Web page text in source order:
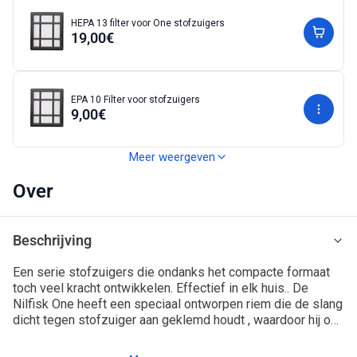
HEPA 13 filter voor One stofzuigers
19,00€
EPA 10 Filter voor stofzuigers
9,00€
Meer weergeven
Over
Beschrijving
Een serie stofzuigers die ondanks het compacte formaat
toch veel kracht ontwikkelen. Effectief in elk huis.. De
Nilfisk One heeft een speciaal ontworpen riem die de slang
dicht tegen stofzuiger aan geklemd houdt , waardoor hij ook
mooie en compacte stofzuiger kan krachtig uithalen door